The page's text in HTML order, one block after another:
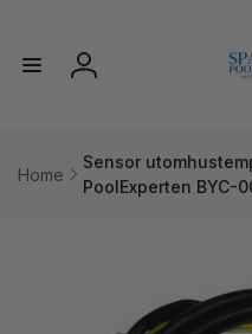
innehåll
Logga
Home
Sensor
PoolExperten BYC-